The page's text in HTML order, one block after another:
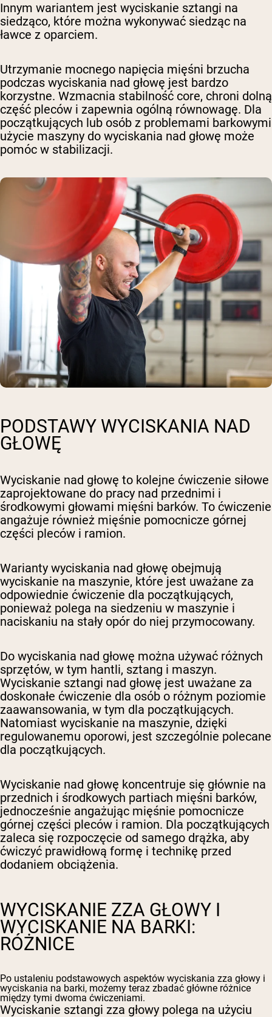
Innym wariantem jest wyciskanie sztangi na
siedząco, które można wykonywać siedząc na
ławce z oparciem.
Utrzymanie mocnego napięcia mięśni brzucha
podczas wyciskania nad głowę jest bardzo
korzystne. Wzmacnia stabilność core, chroni dolną
część pleców i zapewnia ogólną równowagę. Dla
początkujących lub osób z problemami barkowymi
użycie maszyny do wyciskania nad głowę może
pomóc w stabilizacji.
PODSTAWY WYCISKANIA NAD
GŁOWĘ
Wyciskanie nad głowę to kolejne ćwiczenie siłowe
zaprojektowane do pracy nad przednimi i
środkowymi głowami mięśni barków. To ćwiczenie
angażuje również mięśnie pomocnicze górnej
części pleców i ramion.
Warianty wyciskania nad głowę obejmują
wyciskanie na maszynie, które jest uważane za
odpowiednie ćwiczenie dla początkujących,
ponieważ polega na siedzeniu w maszynie i
naciskaniu na stały opór do niej przymocowany.
Do wyciskania nad głowę można używać różnych
sprzętów, w tym hantli, sztang i maszyn.
Wyciskanie sztangi nad głowę jest uważane za
doskonałe ćwiczenie dla osób o różnym poziomie
zaawansowania, w tym dla początkujących.
Natomiast wyciskanie na maszynie, dzięki
regulowanemu oporowi, jest szczególnie polecane
dla początkujących.
Wyciskanie nad głowę koncentruje się głównie na
przednich i środkowych partiach mięśni barków,
jednocześnie angażując mięśnie pomocnicze
górnej części pleców i ramion. Dla początkujących
zaleca się rozpoczęcie od samego drążka, aby
ćwiczyć prawidłową formę i technikę przed
dodaniem obciążenia.
WYCISKANIE ZZA GŁOWY I
WYCISKANIE NA BARKI:
RÓŻNICE
Po ustaleniu podstawowych aspektów wyciskania zza głowy i
wyciskania na barki, możemy teraz zbadać główne różnice
między tymi dwoma ćwiczeniami.
Wyciskanie sztangi zza głowy polega na użyciu